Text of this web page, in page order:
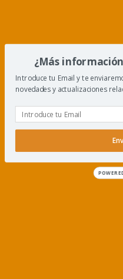
¿Más
Introduce tu Email y te
novedades y actualizaciones